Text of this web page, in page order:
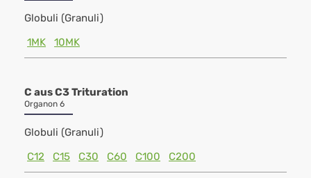
Globuli (Granuli)
1MK
10MK
C aus C3 Trituration
Organon 6
Globuli (Granuli)
C12
C15 C30 C60 C100 C200